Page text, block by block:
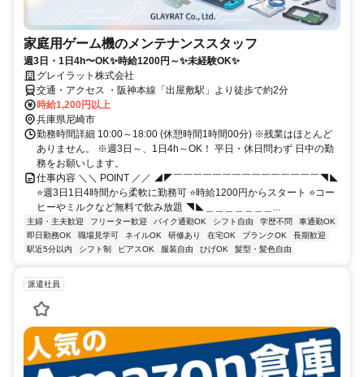
家庭用ゲーム機のメンテナンススタッフ
週3日・1日4h〜OK✨時給1200円～✨未経験OK✨
グレイラット株式会社
交通・アクセス ・阪神本線「出屋敷駅」より徒歩で約2分
時給1,200円以上
兵庫県尼崎市
勤務時間詳細 10:00～18:00 (休憩時間1時間00分) ※残業はほとんど
ありません。 ※週3日～、1日4h～OK！ 平日・休日問わず 日中の勤
務をお願いします。
仕事内容 ＼＼ POINT ／／ ◢◤￣￣￣￣￣￣￣￣￣￣￣￣￣￣￣◥◣
⭐週3日1日4時間から柔軟に勤務可 ⭐時給1200円からスタート ⭐コー
ヒーやミルクなど無料で飲み放題 ◥◣＿＿＿＿＿＿＿...
主婦・主夫歓迎 フリーター歓迎 バイク通勤OK シフト自由 学歴不問
車通勤OK
即日勤務OK
職場見学可 ネイルOK 研修あり 在宅OK ブランクOK
長期歓迎
駅近5分以内
シフト制 ピアスOK 服装自由 ひげOK 髪型・髪色自由
派遣社員